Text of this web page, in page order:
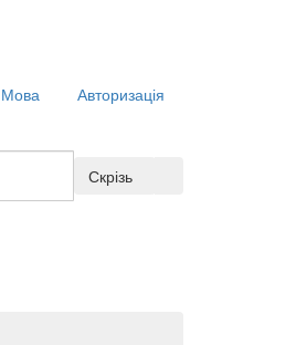
Авторизація
Мова
Скрізь